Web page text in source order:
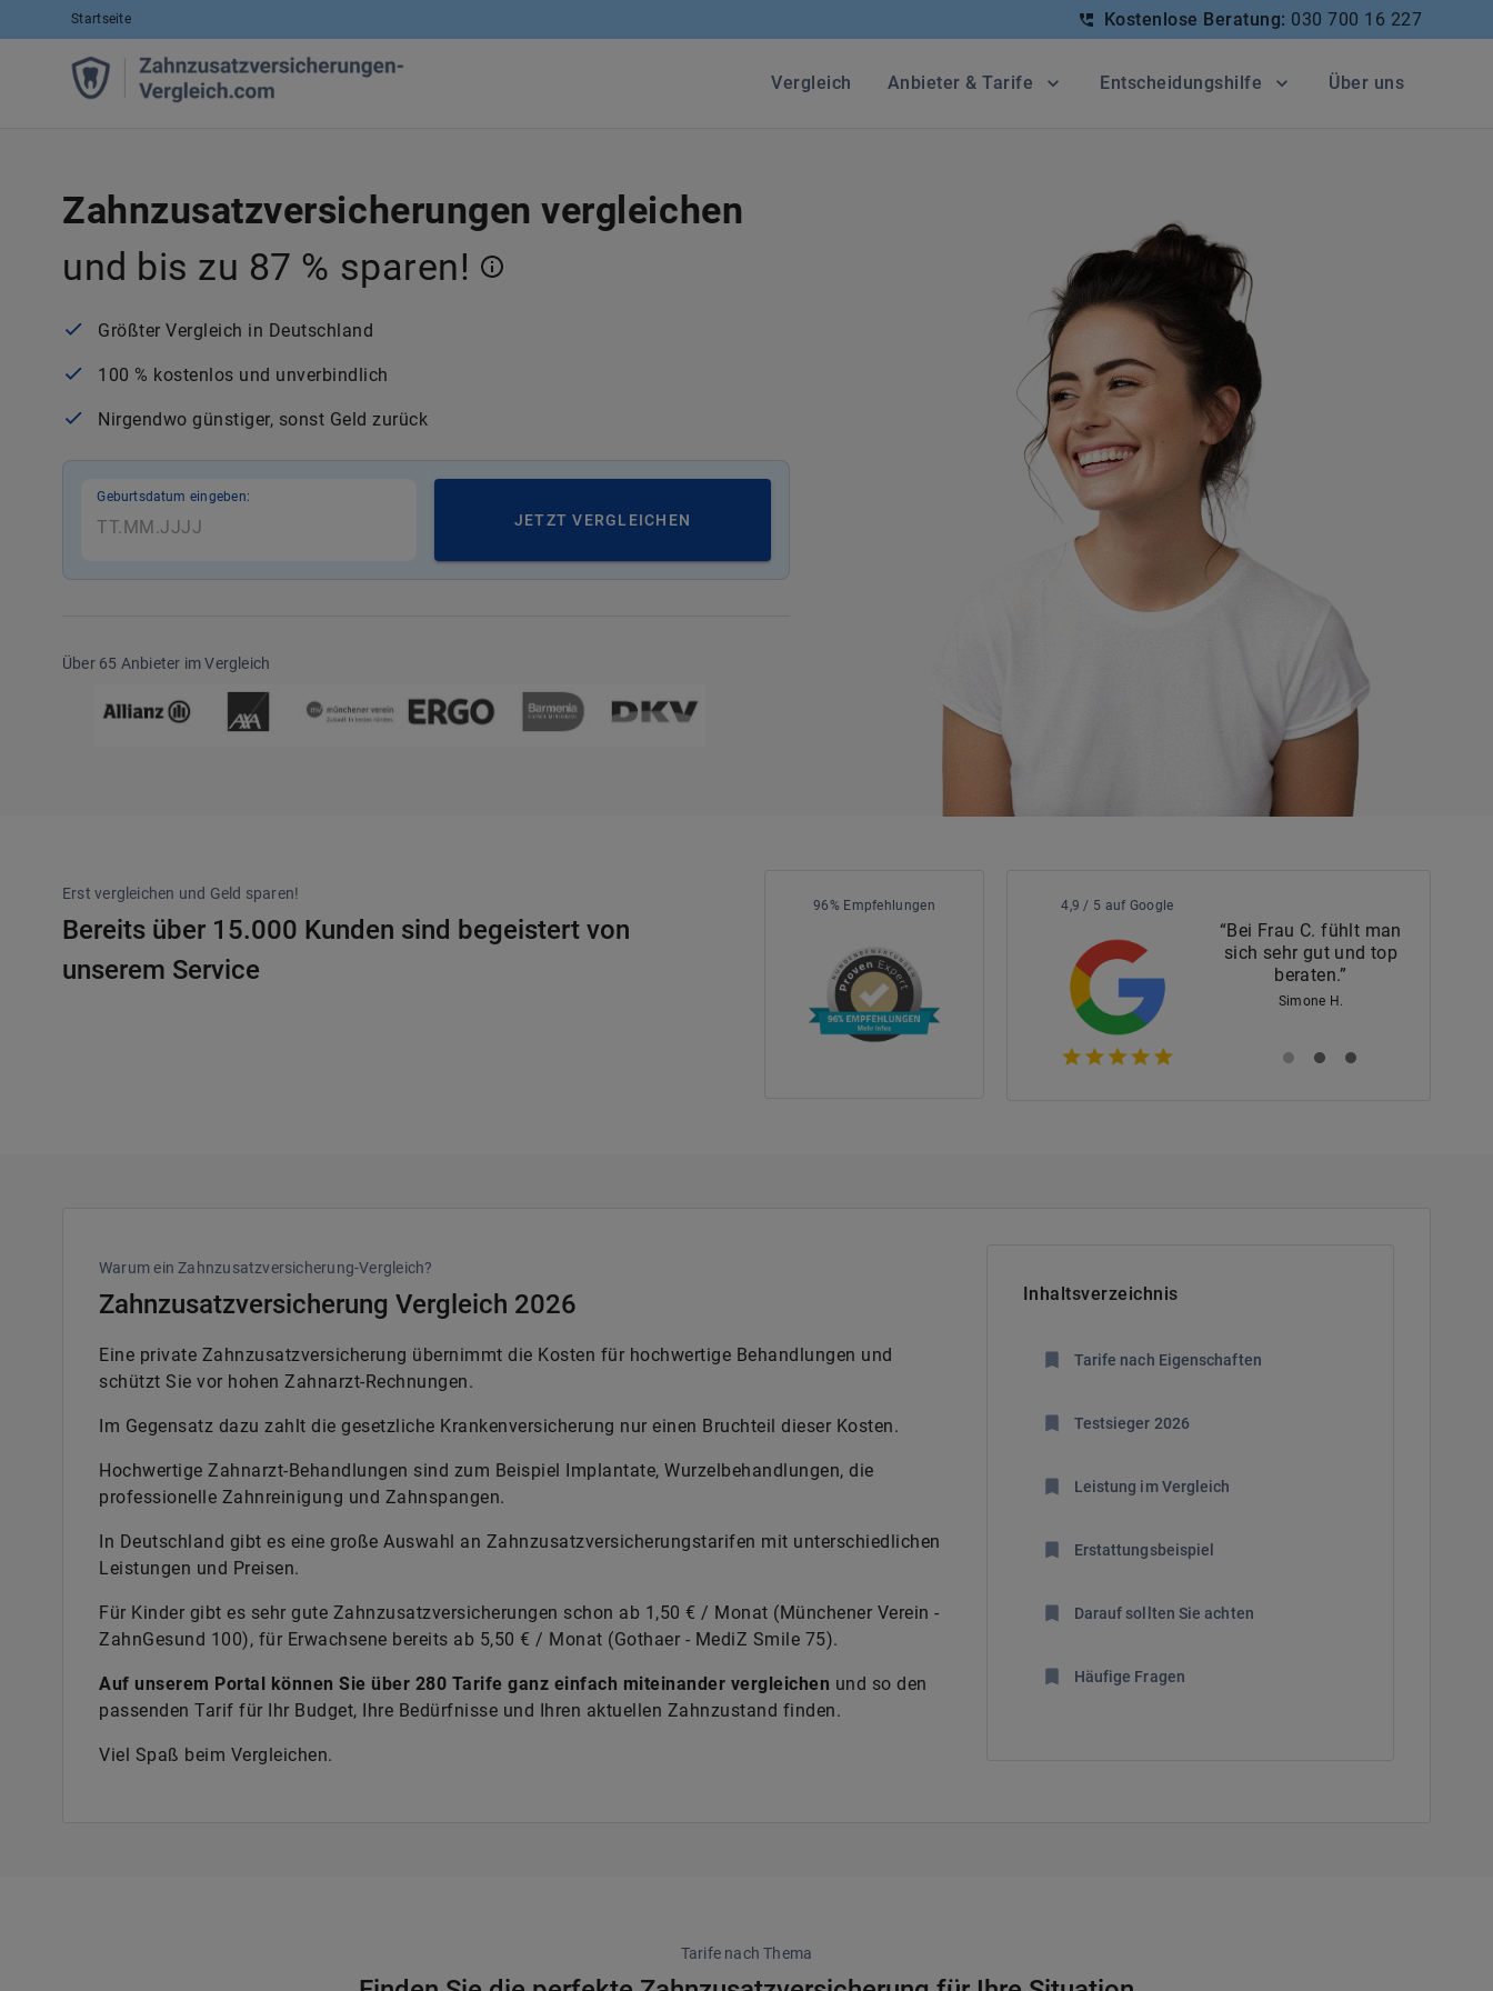
Startseite Kostenlose Beratung: 030 700 16 227
Vergleich Anbieter & Tarife Entscheidungshilfe Über uns
Zahnzusatzversicherungen vergleichen
und bis zu 87 % sparen!
Größter Vergleich in Deutschland
100 % kostenlos und unverbindlich
Nirgendwo günstiger, sonst Geld zurück
Geburtsdatum eingeben:
JETZT VERGLEICHEN
Über 65 Anbieter im Vergleich
Erst vergleichen und Geld sparen!
Bereits über 15.000 Kunden sind begeistert von
unserem Service
96% Empfehlungen 4,9 / 5 auf Google
“Bei Frau C. fühlt man
sich sehr gut und top
beraten.”
Simone H.
Warum ein Zahnzusatzversicherung-Vergleich?
Zahnzusatzversicherung Vergleich 2026
Eine private Zahnzusatzversicherung übernimmt die Kosten für hochwertige Behandlungen und
schützt Sie vor hohen Zahnarzt-Rechnungen.
Im Gegensatz dazu zahlt die gesetzliche Krankenversicherung nur einen Bruchteil dieser Kosten.
Hochwertige Zahnarzt-Behandlungen sind zum Beispiel Implantate, Wurzelbehandlungen, die
professionelle Zahnreinigung und Zahnspangen.
In Deutschland gibt es eine große Auswahl an Zahnzusatzversicherungstarifen mit unterschiedlichen
Leistungen und Preisen.
Für Kinder gibt es sehr gute Zahnzusatzversicherungen schon ab 1,50 € / Monat (Münchener Verein -
ZahnGesund 100), für Erwachsene bereits ab 5,50 € / Monat (Gothaer - MediZ Smile 75).
Auf unserem Portal können Sie über 280 Tarife ganz einfach miteinander vergleichen und so den
passenden Tarif für Ihr Budget, Ihre Bedürfnisse und Ihren aktuellen Zahnzustand finden.
Viel Spaß beim Vergleichen.
Inhaltsverzeichnis
Tarife nach Eigenschaften
Testsieger 2026
Leistung im Vergleich
Erstattungsbeispiel
Darauf sollten Sie achten
Häufige Fragen
Tarife nach Thema